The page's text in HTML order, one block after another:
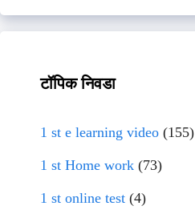
टॉपिक निवडा
1 st e learning video (155)
1 st Home work (73)
1 st online test (4)